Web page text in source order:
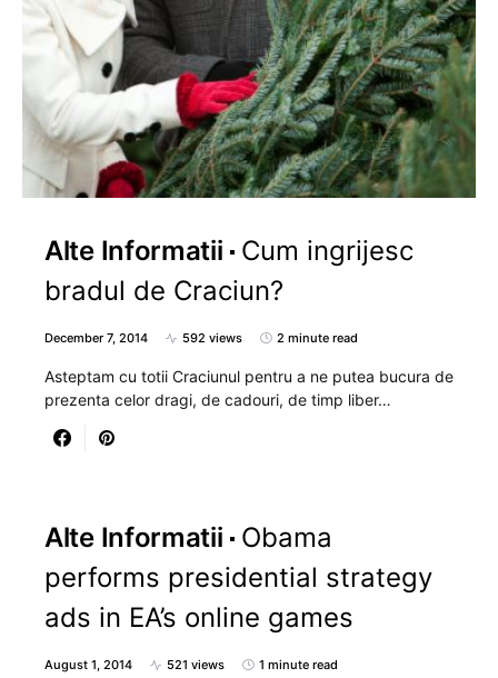
Alte Informatii
Cum ingrijesc
bradul de Craciun?
December 7, 2014 592 views 2 minute read
Asteptam cu totii Craciunul pentru a ne putea bucura de
prezenta celor dragi, de cadouri, de timp liber…
Alte Informatii
Obama
performs presidential strategy
ads in EA’s online games
August 1, 2014 521 views 1 minute read